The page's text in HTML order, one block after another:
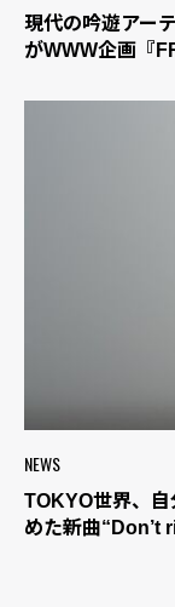
現代の吟遊アー
がWWW企画『
NEWS
TOKYO世界、
めた新曲“Don’t